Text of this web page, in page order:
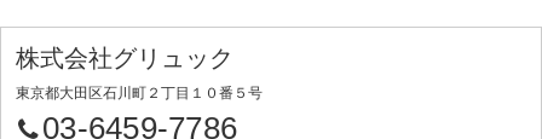
株式会社グリュック
東京都大田区石川町２丁目１０番５号
03-6459-7786